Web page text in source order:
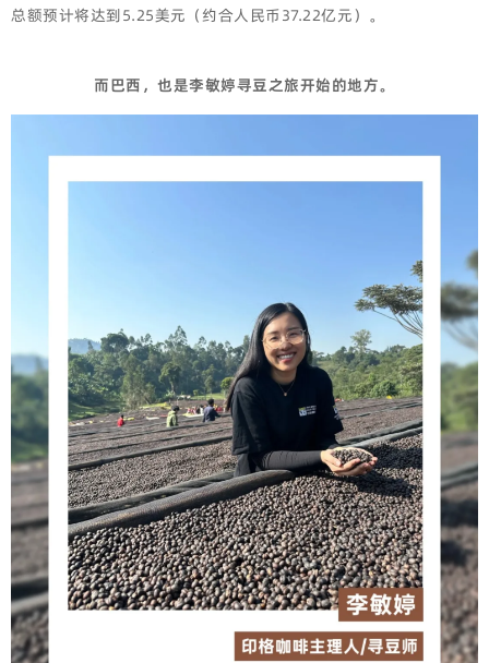
总额预计将达到5.25美元（约合人民币37.22亿元）。
而巴西，也是李敏婷寻豆之旅开始的地方。